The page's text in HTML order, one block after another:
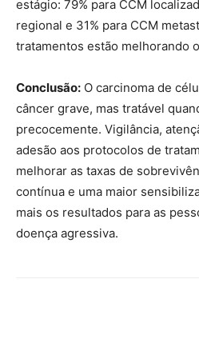
estágio: 79% para CCM
regional e 31% para CCM
tratamentos estão melhorando
Conclusão: O carcinoma de
câncer grave, mas tratável
precocemente. Vigilância,
adesão aos protocolos de
melhorar as taxas de
contínua e uma maior
mais os resultados para as
doença agressiva.